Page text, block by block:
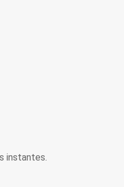
instantes.